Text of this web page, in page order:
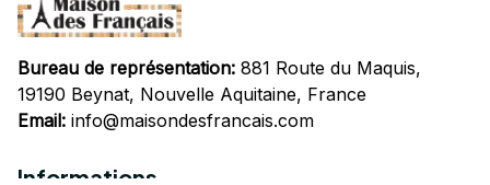
Bureau de représentation: 881 Route du Maquis,
19190 Beynat, Nouvelle Aquitaine, France
Email: info@maisondesfrancais.com
Informations